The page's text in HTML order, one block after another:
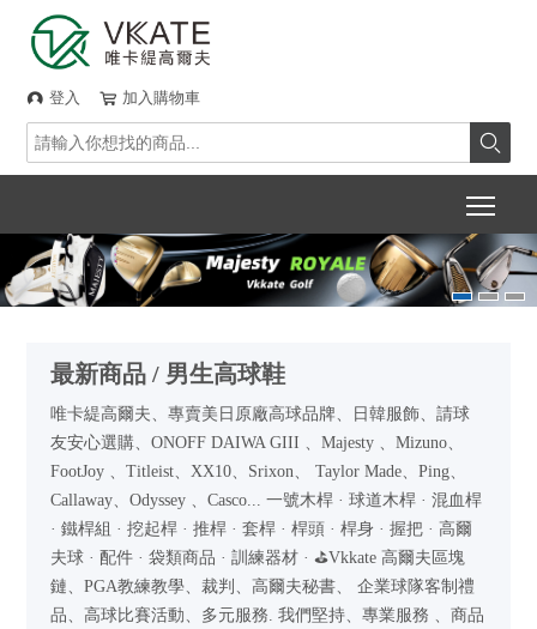
 登入  加入購物車

最新商品 / 男生高球鞋
唯卡緹高爾夫、專賣美日原廠高球品牌、日韓服飾、請球
友安心選購、ONOFF DAIWA GIII 、Majesty 、Mizuno、
FootJoy 、Titleist、XX10、Srixon、 Taylor Made、Ping、
Callaway、Odyssey 、Casco... 一號木桿 · 球道木桿 · 混血桿
· 鐵桿組 · 挖起桿 · 推桿 · 套桿 · 桿頭 · 桿身 · 握把 · 高爾
夫球 · 配件 · 袋類商品 · 訓練器材 · ⛳Vkkate 高爾夫區塊
鏈、PGA教練教學、裁判、高爾夫秘書、 企業球隊客制禮
品、高球比賽活動、多元服務. 我們堅持、專業服務 、商品